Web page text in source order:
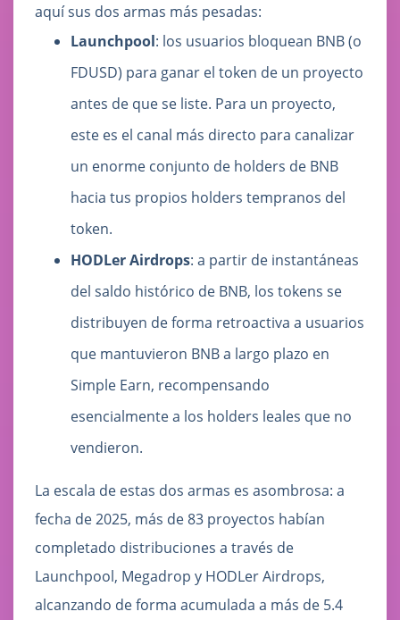
aquí sus dos armas más pesadas:
Launchpool: los usuarios bloquean BNB (o
FDUSD) para ganar el token de un proyecto
antes de que se liste. Para un proyecto,
este es el canal más directo para canalizar
un enorme conjunto de holders de BNB
hacia tus propios holders tempranos del
token.
HODLer Airdrops: a partir de instantáneas
del saldo histórico de BNB, los tokens se
distribuyen de forma retroactiva a usuarios
que mantuvieron BNB a largo plazo en
Simple Earn, recompensando
esencialmente a los holders leales que no
vendieron.
La escala de estas dos armas es asombrosa: a
fecha de 2025, más de 83 proyectos habían
completado distribuciones a través de
Launchpool, Megadrop y HODLer Airdrops,
alcanzando de forma acumulada a más de 5.4